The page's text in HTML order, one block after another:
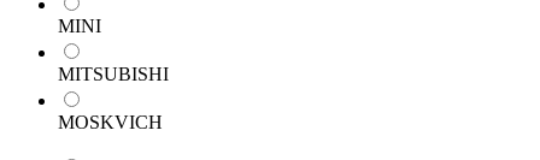
MINI
MITSUBISHI
MOSKVICH